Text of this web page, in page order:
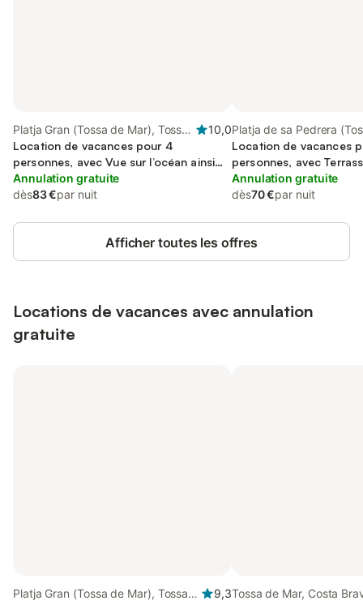
Platja Gran (Tossa de Mar), Tossa
de Mar
10,0
Location de vacances pour 4
personnes, avec Vue sur l’océan ainsi
que Balcon et Terrasse
Annulation gratuite
dès83 €par nuit
Platja de sa Pedrera
Mar), Tossa de Mar
Location de vacances
personnes, avec
Annulation gratuite
dès70 €par nuit
Afficher toutes les offres
Locations de vacances avec annulation
gratuite
Platja Gran (Tossa de Mar), Tossa
9,3Tossa de Mar, Costa